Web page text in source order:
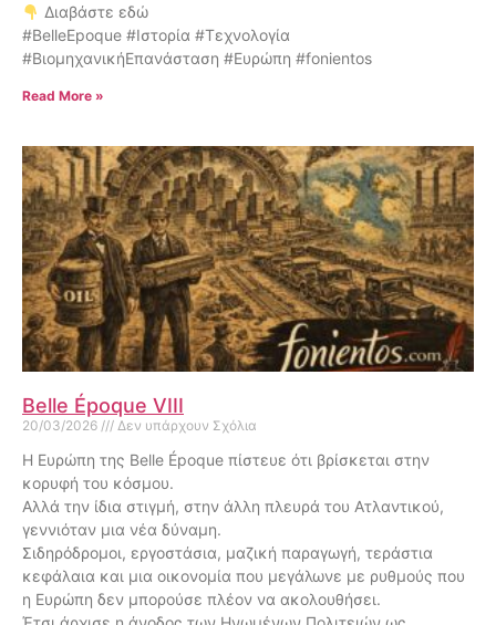
Διαβάστε εδώ
#BelleEpoque #Ιστορία #Τεχνολογία
#ΒιομηχανικήΕπανάσταση #Ευρώπη #fonientos
Read More »
Belle Époque VIII
20/03/2026 Δεν υπάρχουν Σχόλια
Η Ευρώπη της Belle Époque πίστευε ότι βρίσκεται στην
κορυφή του κόσμου.
Αλλά την ίδια στιγμή, στην άλλη πλευρά του Ατλαντικού,
γεννιόταν μια νέα δύναμη.
Σιδηρόδρομοι, εργοστάσια, μαζική παραγωγή, τεράστια
κεφάλαια και μια οικονομία που μεγάλωνε με ρυθμούς που
η Ευρώπη δεν μπορούσε πλέον να ακολουθήσει.